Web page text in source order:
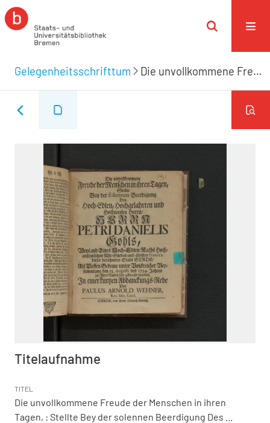
Gelegenheitsschrifttum Die unvollkommene Freude der Menschen in ihren Tagen,
Titelaufnahme
TITEL
Die unvollkommene Freude der Menschen in ihren
Tagen, : Stellte Bey der solennen Beerdigung Des ...